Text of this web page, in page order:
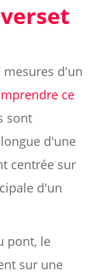
d'un
ce
sont
d'une
centrée sur
d'un
pont, le
sur une